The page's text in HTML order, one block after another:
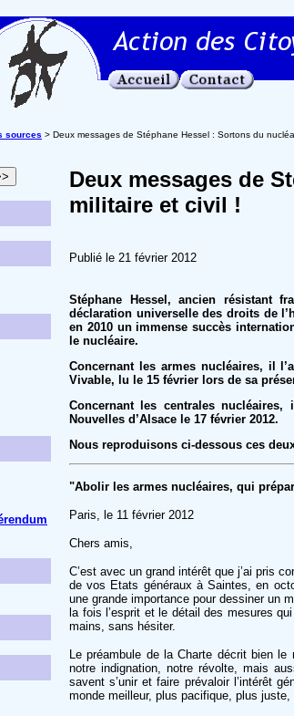
sources > Deux messages de Stéphane Hessel : Sortons du
Deux messages de
militaire et civil !
Publié le 21 février 2012
Stéphane Hessel, ancien résistant
déclaration universelle des droits de
en 2010 un immense succès
le nucléaire.
Concernant les armes nucléaires, il
Vivable, lu le 15 février lors de sa
Concernant les centrales
Nouvelles d’Alsace le 17 février 2012.
Nous reproduisons ci-dessous ces
"Abolir les armes nucléaires, qui
Paris, le 11 février 2012
Chers amis,
C’est avec un grand intérêt que j’ai pris
de vos Etats généraux à Saintes, en
une grande importance pour dessiner un
la fois l’esprit et le détail des mesures
mains, sans hésiter.
Le préambule de la Charte décrit bien
notre indignation, notre révolte, mais
savent s’unir et faire prévaloir l’intérêt
monde meilleur, plus pacifique, plus